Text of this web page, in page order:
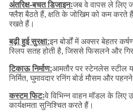
अंतरिक्ष-बचत डिजाइनःजब वे वापस ले लिए
फ्लैश बैठते हैं, क्षति के जोखिम को कम करते
रखते हैं।
बढ़ी हुई सुरक्षा:इन बोर्डों में अक्सर बेहतर
स्लिप सतह होती है, जिससे फिसलने और
टिकाऊ निर्माण:आमतौर पर स्टेनलेस स्टील
निर्मित, घुमावदार रनिंग बोर्ड मौसम और
कस्टम फिटःवे विभिन्न वाहन मॉडल के
कार्यक्षमता सुनिश्चित करते हैं।